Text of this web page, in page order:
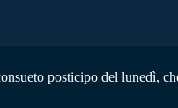
posticipo del lunedì,